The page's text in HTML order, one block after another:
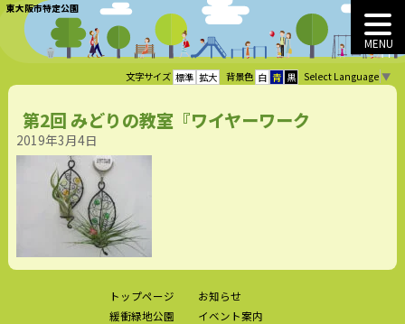
東大阪市特定公園
MENU
文字サイズ 標準 拡大 背景色 白 青 黒 Select Language ▼
第2回 みどりの教室『ワイヤーワーク
2019年3月4日
トップページ
緩衝緑地公園
お知らせ
イベント案内